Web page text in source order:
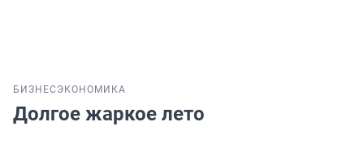
БИЗНЕС ЭКОНОМИКА
Долгое жаркое лето